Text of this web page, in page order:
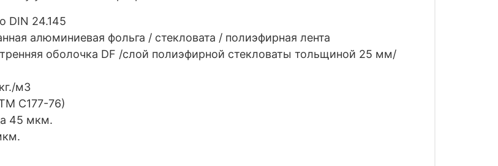
DIN 24.145
алюминиевая фольга / стекловата / полиэфирная лента
оболочка DF /слой полиэфирной стекловаты тольщиной 25 мм/
м3
C177-76)
45 мкм.